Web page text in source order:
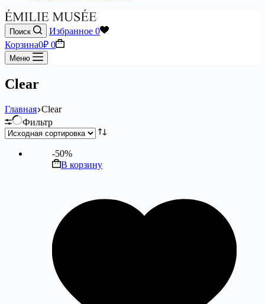
Поиск Избранное 0
Корзина0₽ 0
Меню
Clear
Главная Clear
Фильтр
-50%
В корзину